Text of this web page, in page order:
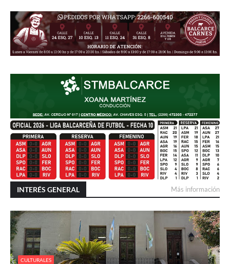
INTERÉS GENERAL Más información
CULTURALES